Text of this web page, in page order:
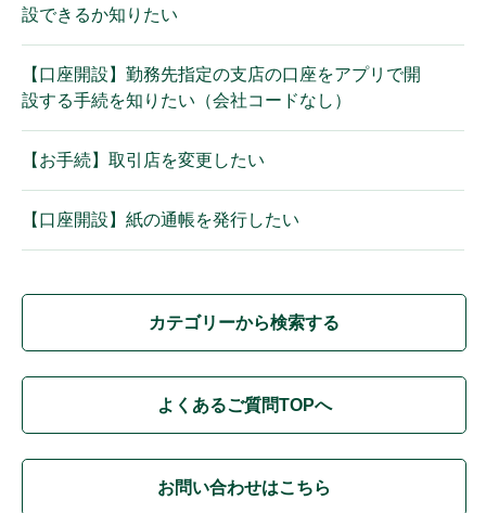
設できるか知りたい
【口座開設】勤務先指定の支店の口座をアプリで開
設する手続を知りたい（会社コードなし）
【お手続】取引店を変更したい
【口座開設】紙の通帳を発行したい
カテゴリーから検索する
よくあるご質問TOPへ
お問い合わせはこちら